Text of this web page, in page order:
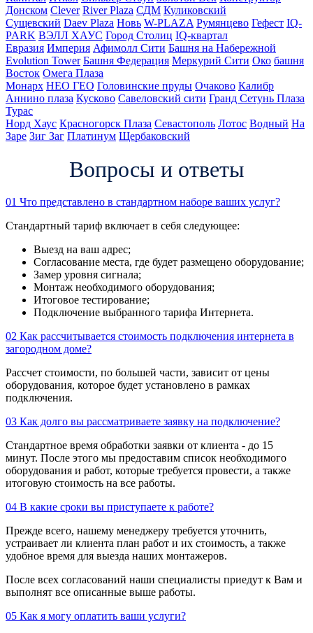
Донском Clever River Plaza СДМ Куликовский
Сущевский Daev Plaza Новь W-PLAZA Румянцево Гефест IQ-
PARK ВЭЛЛ ХАУС Город Столиц IQ-квартал
Евразия Империя Афимолл Сити Башня на Набережной
Evolution Tower Башня Федерация Меркурий Сити Око башня
Восток Омега Плаза
Монарх НЕО ГЕО Головинские пруды Очаково Калибр
Аннино плаза Кусково Савеловский сити Гранд Сетунь Плаза
Турас
Норд Хаус Красногорск Плаза Севастополь Лотос Водный На
Заре Зиг Заг Платинум Щербаковский
Вопросы и ответы
01 Что представлено в стандартном наборе ваших услуг?
Стандартный тариф включает в себя следующее:
Выезд на ваш адрес;
Согласование места, где будет размещено оборудование;
Замер уровня сигнала;
Монтаж необходимого оборудования;
Итоговое тестирование;
Подключение выбранного тарифа Интернета.
02 Как рассчитывается стоимость подключения интернета в
загородном доме?
Рассчет стоимости, по большей части, зависит от цены
оборудования, которое будет установлено в рамках
подключения.
03 Как долго вы рассматриваете заявку на подключение?
Стандартное время обработки заявки от клиента - до 15
минут. После этого мы предоставим список необходимого
оборудования и работ, которые требуется провести, а также
итоговую стоимость на все работы.
04 В какие сроки вы приступаете к работе?
Прежде всего, нашему менеджеру требуется уточнить,
устраивает ли клиента план работ и их стоимость, а также
удобное время для выезда наших монтажеров.
После всех согласований наши специалисты приедут к Вам и
выполнят все описанные выше работы.
05 Как я могу оплатить ваши услуги?